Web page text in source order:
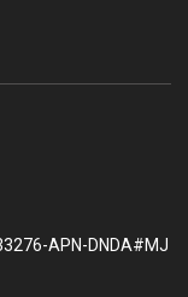
APN-DNDA#MJ